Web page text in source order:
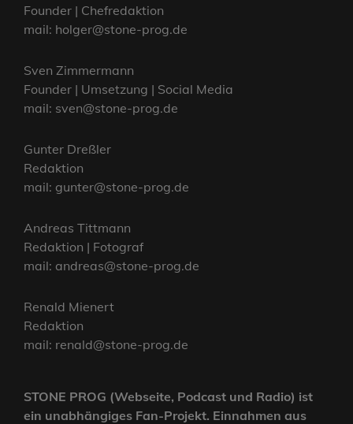
Founder | Chefredaktion
mail: holger@stone-prog.de
Sven Zimmermann
Founder | Umsetzung | Social Media
mail: sven@stone-prog.de
Gunter Dreßler
Redaktion
mail: gunter@stone-prog.de
Andreas Tittmann
Redaktion | Fotograf
mail: andreas@stone-prog.de
Renald Mienert
Redaktion
mail: renald@stone-prog.de
STONE PROG (Webseite, Podcast und Radio) ist
ein unabhängiges Fan-Projekt. Einnahmen aus